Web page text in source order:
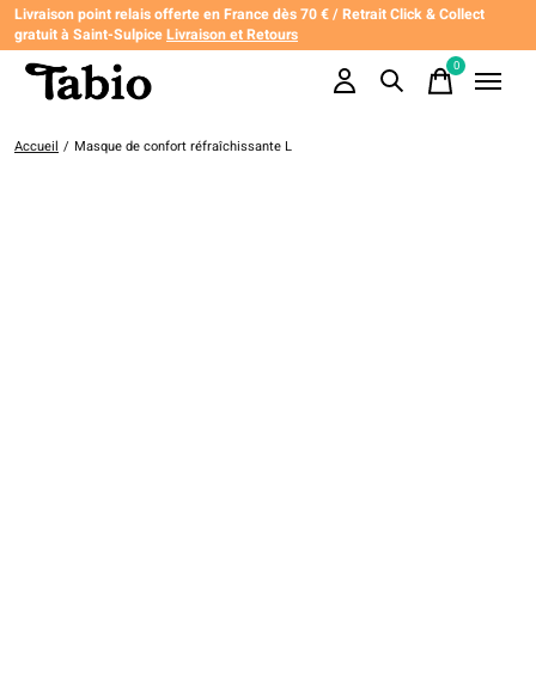
Livraison point relais offerte en France dès 70 € / Retrait Click & Collect
gratuit à Saint-SulpiceLivraison et Retours
0items
Accueil / Masque de confort réfraîchissante L